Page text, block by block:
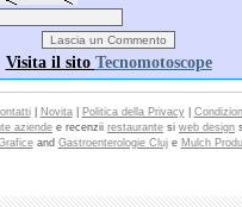
Visita il sito Tecnomotoscope
| Novita| Politica della Privacy|
aziende e recenzii restaurante si web design
and Gastroenterologie Cluje Mulch